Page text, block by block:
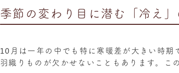
季節の変わり目に潜む「冷え
10月は一年の中でも特に寒暖差が大きい時期
羽織りものが欠かせないこともあります。こ